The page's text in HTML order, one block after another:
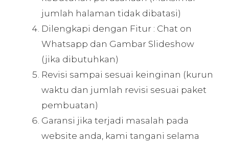
jumlah halaman tidak dibatasi)
Dilengkapi dengan Fitur : Chat on
Whatsapp dan Gambar Slideshow
(jika dibutuhkan)
Revisi sampai sesuai keinginan (kurun
waktu dan jumlah revisi sesuai paket
pembuatan)
Garansi jika terjadi masalah pada
website anda, kami tangani selama